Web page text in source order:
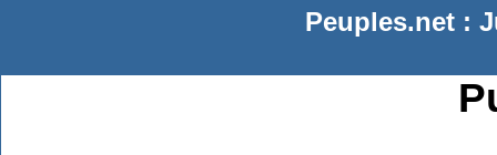
Peuples.net :